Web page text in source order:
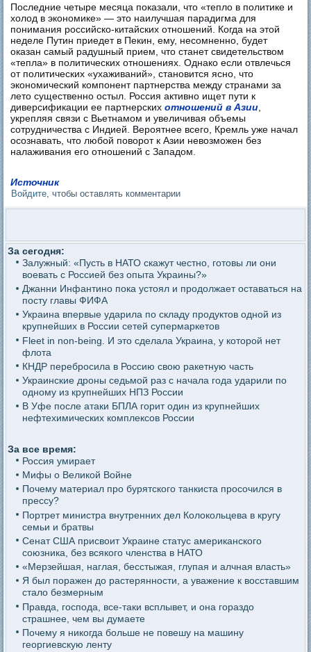
Последние четыре месяца показали, что «тепло в политике и
холод в экономике» — это наилучшая парадигма для
понимания российско-китайских отношений. Когда на этой
неделе Путин приедет в Пекин, ему, несомненно, будет
оказан самый радушный прием, что станет свидетельством
«тепла» в политических отношениях. Однако если отвлечься
от политических «ухаживаний», становится ясно, что
экономический компонент партнерства между странами за
лето существенно остыл. Россия активно ищет пути к
диверсификации ее партнерскихотношений в Азии
укрепляя связи с Вьетнамом и увеличивая объемы
сотрудничества с Индией. Вероятнее всего, Кремль уже начал
осознавать, что любой поворот к Азии невозможен без
налаживания его отношений с Западом.
Источник
Войдите , чтобы оставлять комментарии
За сегодня:
Залужный: «Пусть в НАТО скажут честно, готовы ли они
воевать с Россией без опыта Украины?»
Джанни Инфантино пока устоял и продолжает оставаться на
посту главы ФИФА
Украина впервые ударила по складу продуктов одной из
крупнейших в России сетей супермаркетов
Fleet in non-being. И это сделала Украина, у которой нет
флота
КНДР перебросила в Россию свою ракетную часть
Украинские дроны седьмой раз с начала года ударили по
одному из крупнейших НПЗ России
В Уфе после атаки БПЛА горит один из крупнейших
нефтехимических комплексов России
За все время:
Россия умирает
Мифы о Великой Войне
Почему материал про бурятского танкиста просочился в
прессу?
Портрет министра внутренних дел Колокольцева в кругу
семьи и братвы
Сенат США присвоит Украине статус американского
союзника, без всякого членства в НАТО
«Мерзейшая, наглая, бесстыжая, глупая и алчная власть»
Я был поражен до растерянности, а уважение к восставшим
стало безмерным
Правда, господа, все-таки всплывет, и она гораздо
страшнее, чем вы думаете
Почему я никогда больше не повешу на машину
георгиевскую ленту